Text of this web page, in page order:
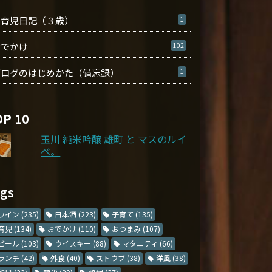
日記（３歳） 1
かけ 102
グのはじめかた（備忘録） 1
10
玉川 純米吟醸 雄町 と マスのルイ
ベ。
イン (235) 日本酒 (223) 子育て (135)
児 (134) おでかけ (110) おつまみ (107)
ール (103) ウイスキー (88) マタニティ (66)
ンチ (42) 外食 (40) ストウブ (38) 洋風 (38)